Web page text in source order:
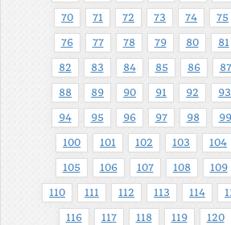
70 71 72 73 74 75
76 77 78 79 80 81
82 83 84 85 86 87
88 89 90 91 92 93
94 95 96 97 98 99
100 101 102 103 104
105 106 107 108 109
110 111 112 113 114
116 117 118 119 120